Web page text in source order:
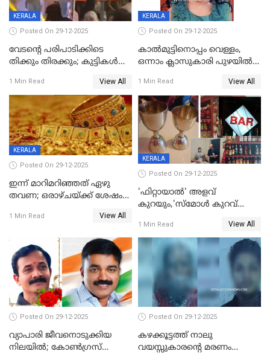
KERALA
Posted On 29-12-2025
വേടന്റെ പരിപാടിക്കിടെ
തിക്കും തിരക്കും; കുട്ടികള്‍
പരിക്ക്; പാളം മറികടന്ന
യുവാവ് ട്രെയിന്‍ തട്ടി മരിച്ചു
1 Min Read View All
KERALA
Posted On 29-12-2025
കാൽമുട്ടിനൊപ്പം വെള്ളം,
ഒന്നാം ക്ലാസുകാരി പുഴയിൽ
കുട്ടികൾക്കൊപ്പം
കളിക്കുന്നതിനിടെ
1 Min Read View All
KERALA
Posted On 29-12-2025
ഇന്ന് മാറിമറിഞ്ഞത് ഏഴു
തവണ; ഒരാഴ്ചയ്ക്ക് ശേഷം
1 Min Read View All
KERALA
Posted On 29-12-2025
'ഫിറ്റായാൽ' അളവ്
കുറയും,'സ്‌മോൾ കുറവ്
പിഴ
1 Min Read View All
Posted On 29-12-2025
വ്യാപാരി ജീവനൊടുക്കിയ
നിലയില്‍; കോണ്‍ഗ്രസ്
Posted On 29-12-2025
കഴക്കൂട്ടത്ത് നാലു
വയസ്സുകാരന്റെ മരണം